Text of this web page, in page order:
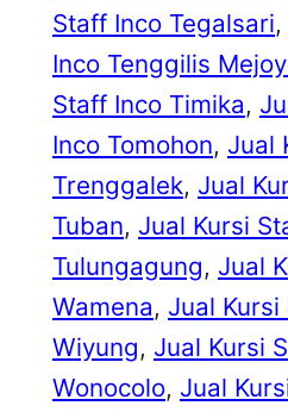
Staff Inco Tegalsari,
Inco Tenggilis
Staff Inco Timika,
Inco Tomohon, Jual
Trenggalek, Jual
Tuban, Jual Kursi
Tulungagung, Jual
Wamena, Jual
Wiyung, Jual Kursi
Wonocolo, Jual